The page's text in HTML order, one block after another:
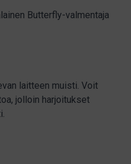
Butterfly-valmentaja
laitteen muisti. Voit
jolloin harjoitukset